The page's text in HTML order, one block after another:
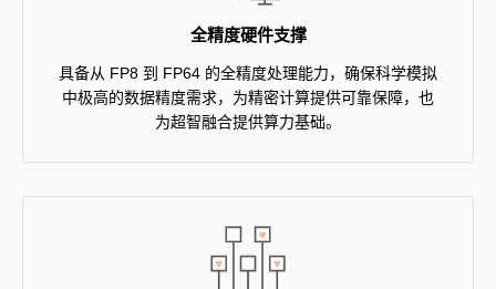
全精度硬件支撑
具备从 FP8 到 FP64 的全精度处理能力，确保科学模拟
中极高的数据精度需求，为精密计算提供可靠保障，也
为超智融合提供算力基础。